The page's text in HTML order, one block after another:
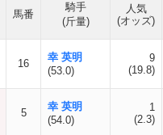
馬番
騎手
(斤量)
人気
(オッズ)
16
幸 英明
(53.0)
9
(19.8)
5
幸 英明
(54.0)
1
(2.3)